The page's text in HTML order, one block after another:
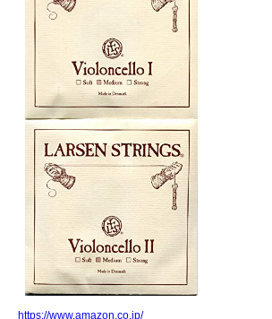
https://www.amazon.co.jp/